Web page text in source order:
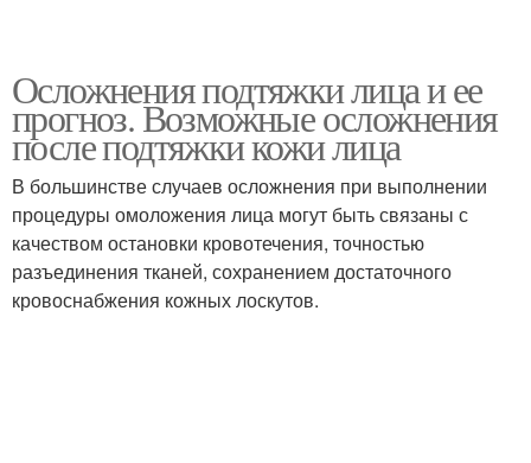
Осложнения подтяжки лица и ее
прогноз. Возможные осложнения
после подтяжки кожи лица
В большинстве случаев осложнения при выполнении
процедуры омоложения лица могут быть связаны с
качеством остановки кровотечения, точностью
разъединения тканей, сохранением достаточного
кровоснабжения кожных лоскутов.